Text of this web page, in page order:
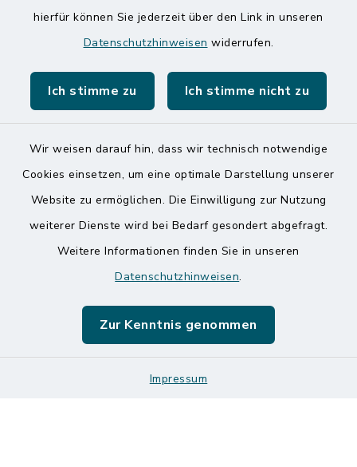
hierfür können Sie jederzeit über den Link in unseren
Datenschutzhinweisen widerrufen.
Ich stimme zu Ich stimme nicht zu
Wir weisen darauf hin, dass wir technisch notwendige
Cookies einsetzen, um eine optimale Darstellung unserer
Website zu ermöglichen. Die Einwilligung zur Nutzung
weiterer Dienste wird bei Bedarf gesondert abgefragt.
Weitere Informationen finden Sie in unseren
Datenschutzhinweisen.
Zur Kenntnis genommen
Impressum
Speicherkoog Meldorfer Koog
Kontakt
Datenschutz
Sitemap
Logos und Designmanual